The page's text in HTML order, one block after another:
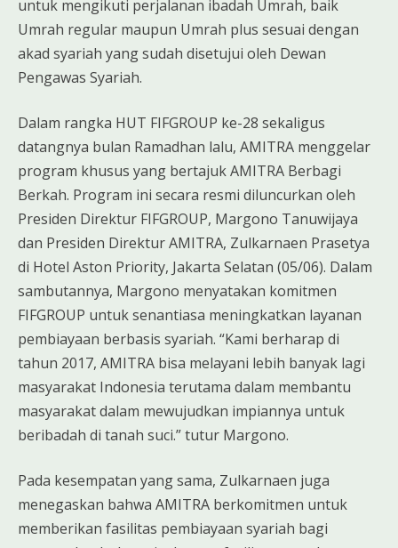
untuk mengikuti perjalanan ibadah Umrah, baik
Umrah regular maupun Umrah plus sesuai dengan
akad syariah yang sudah disetujui oleh Dewan
Pengawas Syariah.
Dalam rangka HUT FIFGROUP ke-28 sekaligus
datangnya bulan Ramadhan lalu, AMITRA menggelar
program khusus yang bertajuk AMITRA Berbagi
Berkah. Program ini secara resmi diluncurkan oleh
Presiden Direktur FIFGROUP, Margono Tanuwijaya
dan Presiden Direktur AMITRA, Zulkarnaen Prasetya
di Hotel Aston Priority, Jakarta Selatan (05/06). Dalam
sambutannya, Margono menyatakan komitmen
FIFGROUP untuk senantiasa meningkatkan layanan
pembiayaan berbasis syariah. “Kami berharap di
tahun 2017, AMITRA bisa melayani lebih banyak lagi
masyarakat Indonesia terutama dalam membantu
masyarakat dalam mewujudkan impiannya untuk
beribadah di tanah suci.” tutur Margono.
Pada kesempatan yang sama, Zulkarnaen juga
menegaskan bahwa AMITRA berkomitmen untuk
memberikan fasilitas pembiayaan syariah bagi